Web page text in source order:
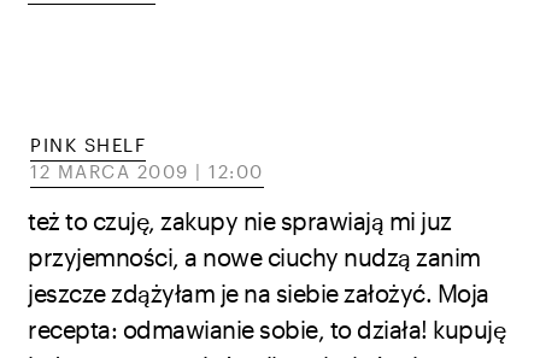
PINK SHELF
12 MARCA 2009 | 12:00
też to czuję, zakupy nie sprawiają mi juz
przyjemności, a nowe ciuchy nudzą zanim
jeszcze zdążyłam je na siebie założyć. Moja
recepta: odmawianie sobie, to działa! kupuję